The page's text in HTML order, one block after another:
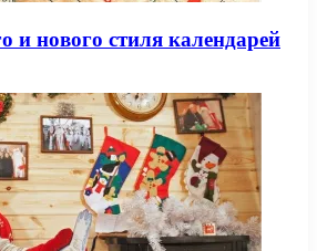
и нового стиля календарей